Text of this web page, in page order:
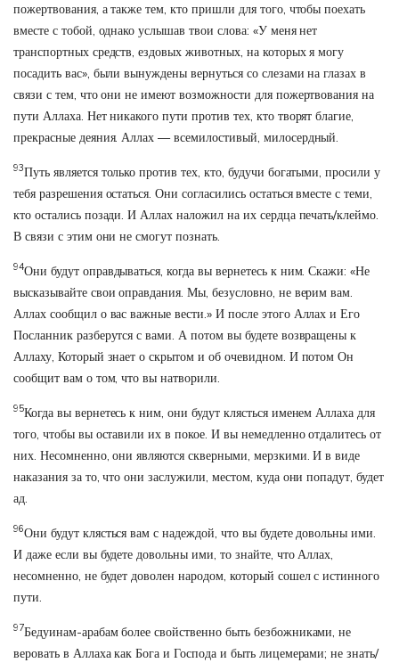
пожертвования, а также тем, кто пришли для того, чтобы поехать
вместе с тобой, однако услышав твои слова: «У меня нет
транспортных средств, ездовых животных, на которых я могу
посадить вас», были вынуждены вернуться со слезами на глазах в
связи с тем, что они не имеют возможности для пожертвования на
пути Аллаха. Нет никакого пути против тех, кто творят благие,
прекрасные деяния. Аллах — всемилостивый, милосердный.
93Путь является только против тех, кто, будучи богатыми, просили у
тебя разрешения остаться. Они согласились остаться вместе с теми,
кто остались позади. И Аллах наложил на их сердца печать/клеймо.
В связи с этим они не смогут познать.
94Они будут оправдываться, когда вы вернетесь к ним. Скажи: «Не
высказывайте свои оправдания. Мы, безусловно, не верим вам.
Аллах сообщил о вас важные вести.» И после этого Аллах и Его
Посланник разберутся с вами. А потом вы будете возвращены к
Аллаху, Который знает о скрытом и об очевидном. И потом Он
сообщит вам о том, что вы натворили.
95Когда вы вернетесь к ним, они будут клясться именем Аллаха для
того, чтобы вы оставили их в покое. И вы немедленно отдалитесь от
них. Несомненно, они являются скверными, мерзкими. И в виде
наказания за то, что они заслужили, местом, куда они попадут, будет
ад.
96Они будут клясться вам с надеждой, что вы будете довольны ими.
И даже если вы будете довольны ими, то знайте, что Аллах,
несомненно, не будет доволен народом, который сошел с истинного
пути.
97Бедуинам-арабам более свойственно быть безбожниками, не
веровать в Аллаха как Бога и Господа и быть лицемерами; не знать/